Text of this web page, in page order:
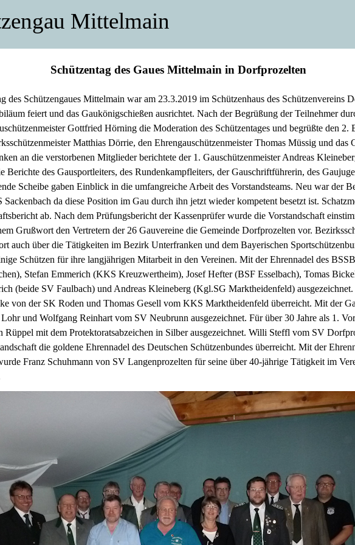
Mittelmain
Schützentag des Gaues Mittelmain in Dorfprozelten
des Schützengaues Mittelmain war am 23.3.2019 im Schützenhaus des Schützenvereins
feiert und das Gaukönigschießen ausrichtet. Nach der Begrüßung der Teilnehmer
Gottfried Hörning die Moderation des Schützentages und begrüßte den 2.
Matthias Dörrie, den Ehrengauschützenmeister Thomas Müssig und das
an die verstorbenen Mitglieder berichtete der 1. Gauschützenmeister Andreas
Berichte des Gausportleiters, des Rundenkampfleiters, der Gauschriftführerin, des
Scheibe gaben Einblick in die umfangreiche Arbeit des Vorstandsteams. Neu war der
da diese Position im Gau durch ihn jetzt wieder kompetent besetzt ist.
ab. Nach dem Prüfungsbericht der Kassenprüfer wurde die Vorstandschaft
Grußwort den Vertretern der 26 Gauvereine die Gemeinde Dorfprozelten vor.
auch über die Tätigkeiten im Bezirk Unterfranken und dem Bayerischen
Schützen für ihre langjährigen Mitarbeit in den Vereinen. Mit der Ehrennadel des
Stefan Emmerich (KKS Kreuzwertheim), Josef Hefter (BSF Esselbach), Tomas
(beide SV Faulbach) und Andreas Kleineberg (Kgl.SG Marktheidenfeld)
von der SK Roden und Thomas Gesell vom KKS Marktheidenfeld überreicht. Mit der
und Wolfgang Reinhart vom SV Neubrunn ausgezeichnet. Für über 30 Jahre als 1.
Rüppel mit dem Protektoratsabzeichen in Silber ausgezeichnet. Willi Steffl vom SV
die goldene Ehrennadel des Deutschen Schützenbundes überreicht. Mit der
Franz Schuhmann von SV Langenprozelten für seine über 40-jährige Tätigkeit im